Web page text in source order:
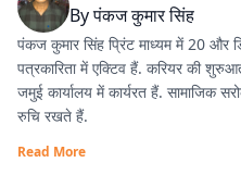
Byपंकज कुमार सिंह
पंकज कुमार सिंह प्रिंट माध्यम में 20 और
पत्रकारिता में एक्टिव हैं. करियर की
जमुई कार्यालय में कार्यरत हैं. सामाजिक
रुचि रखते हैं.
Read More